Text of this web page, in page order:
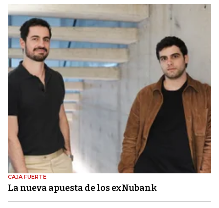
CAJA FUERTE
La nueva apuesta de los exNubank